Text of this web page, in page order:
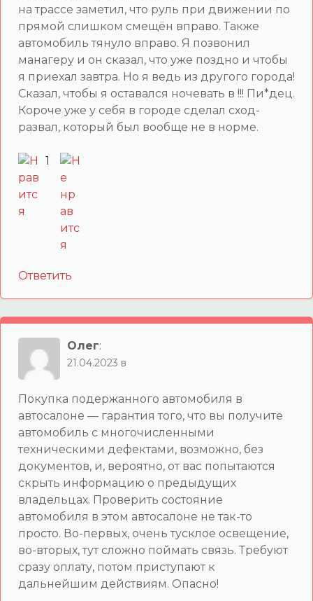
на трассе заметил, что руль при движении по
прямой слишком смещён вправо. Также
автомобиль тянуло вправо. Я позвонил
манагеру и он сказал, что уже поздно и чтобы
я приехал завтра. Но я ведь из другого города!
Сказал, чтобы я оставался ночевать в !!! Пи*дец.
Короче уже у себя в городе сделал сход-
развал, который был вообще не в норме.
1
Ответить
Олег:
21.04.2023 в
Покупка подержанного автомобиля в
автосалоне — гарантия того, что вы получите
автомобиль с многочисленными
техническими дефектами, возможно, без
документов, и, вероятно, от вас попытаются
скрыть информацию о предыдущих
владельцах. Проверить состояние
автомобиля в этом автосалоне не так-то
просто. Во-первых, очень тусклое освещение,
во-вторых, тут сложно поймать связь. Требуют
сразу оплату, потом приступают к
дальнейшим действиям. Опасно!